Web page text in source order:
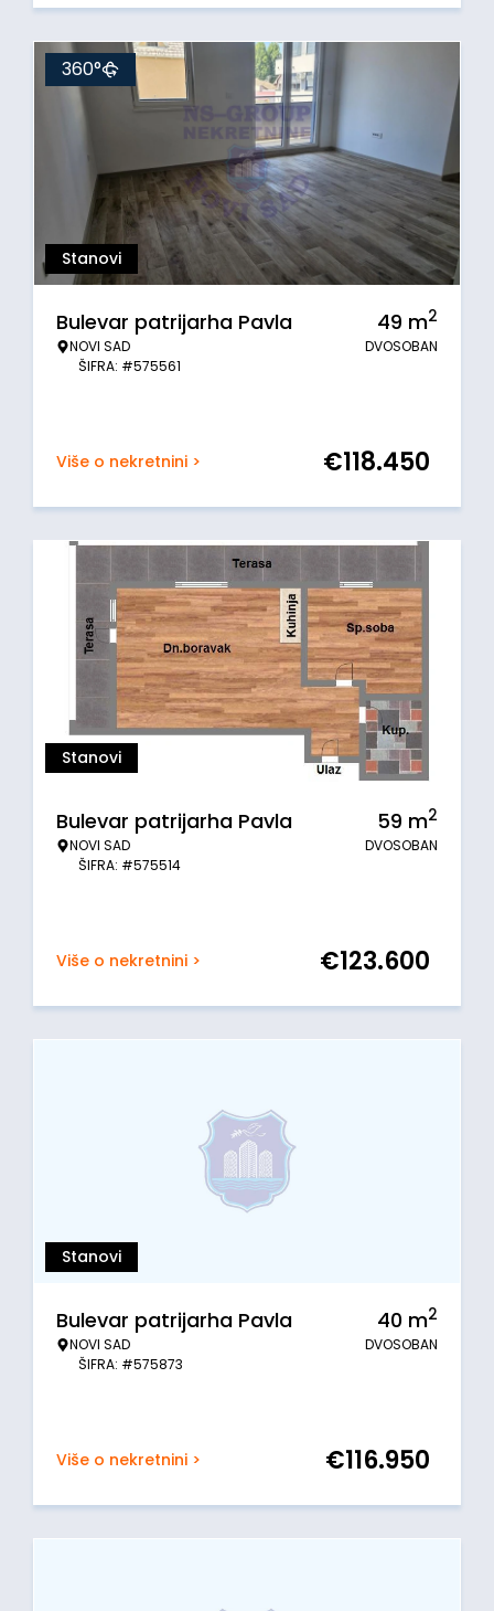
Stanovi
360°
Bulevar patrijarha Pavla
NOVI SAD
ŠIFRA: #575561
49 m2
DVOSOBAN
Više o nekretnini > €118.450
Stanovi
Bulevar patrijarha Pavla
NOVI SAD
ŠIFRA: #575514
59 m2
DVOSOBAN
Više o nekretnini > €123.600
Stanovi
Bulevar patrijarha Pavla
NOVI SAD
ŠIFRA: #575873
40 m2
DVOSOBAN
Više o nekretnini > €116.950